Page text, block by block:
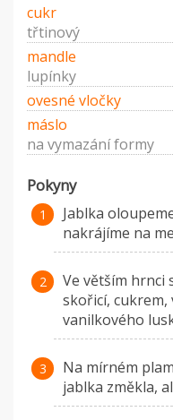
cukr
třtinový
mandle
lupínky
ovesné vločky
máslo
na vymazání formy
Pokyny
Jablka
nakrájíme na
Ve větším hrnci
skořicí, cukrem,
vanilkového
Na mírném
jablka změkla,